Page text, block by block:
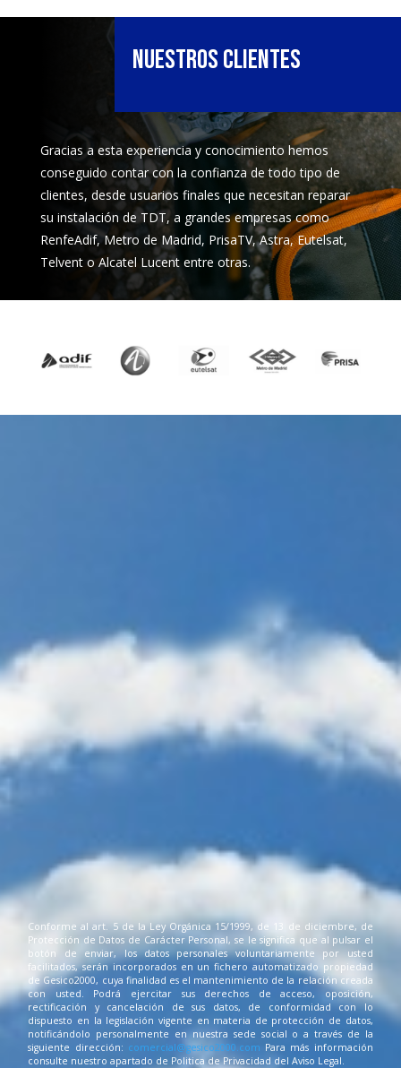
Nuestros clientes
Gracias a esta experiencia y conocimiento hemos
conseguido contar con la confianza de todo tipo de
clientes, desde usuarios finales que necesitan reparar
su instalación de TDT, a grandes empresas como
RenfeAdif, Metro de Madrid, PrisaTV, Astra, Eutelsat,
Telvent o Alcatel Lucent entre otras.
Conforme al art. 5 de la Ley Orgánica 15/1999, de 13 de diciembre, de
Protección de Datos de Carácter Personal, se le significa que al pulsar el
botón de enviar, los datos personales voluntariamente por usted
facilitados, serán incorporados en un fichero automatizado propiedad
de Gesico2000, cuya finalidad es el mantenimiento de la relación creada
con usted. Podrá ejercitar sus derechos de acceso, oposición,
rectificación y cancelación de sus datos, de conformidad con lo
dispuesto en la legislación vigente en materia de protección de datos,
notificándolo personalmente en nuestra sede social o a través de la
siguiente dirección: comercial@gesico2000.com Para más información
consulte nuestro apartado de Politica de Privacidad del Aviso Legal.